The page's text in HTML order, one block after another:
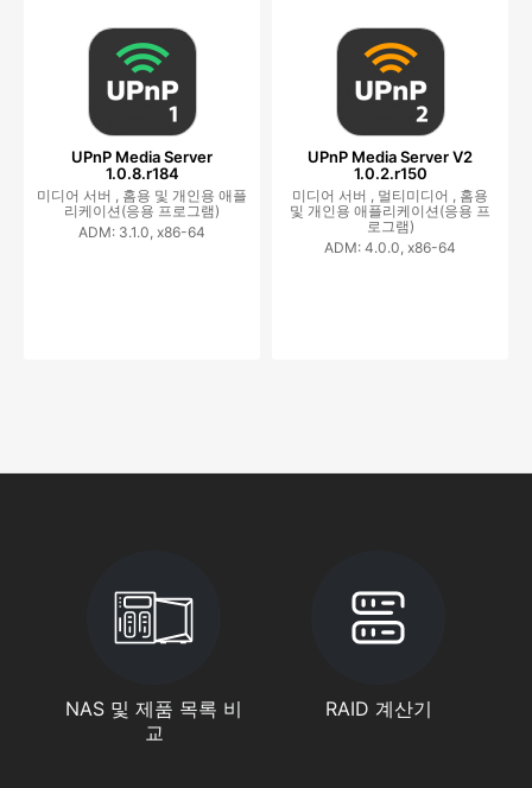
UPnP Media Server
1.0.8.r184
미디어 서버 , 홈용 및 개인용 애플
리케이션(응용 프로그램)
ADM: 3.1.0, x86-64
UPnP Media Server V2
1.0.2.r150
미디어 서버 , 멀티미디어 , 홈용
및 개인용 애플리케이션(응용 프
로그램)
ADM: 4.0.0, x86-64
NAS 및 제품 목록 비
교
RAID 계산기